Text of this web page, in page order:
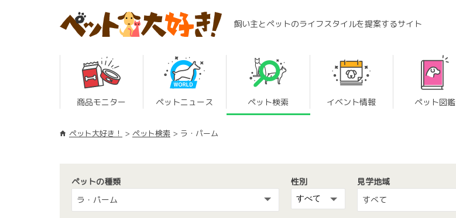
飼い主とペットのライフスタイルを提案するサイト
商品モニター ペットニュース ペット検索 イベント情報 ペット図鑑
ペット大好き！ ペット検索 ラ・パーム
ペットの種類
ラ・パーム
性別
見学地域
すべて